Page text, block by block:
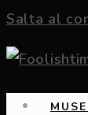
Salta al